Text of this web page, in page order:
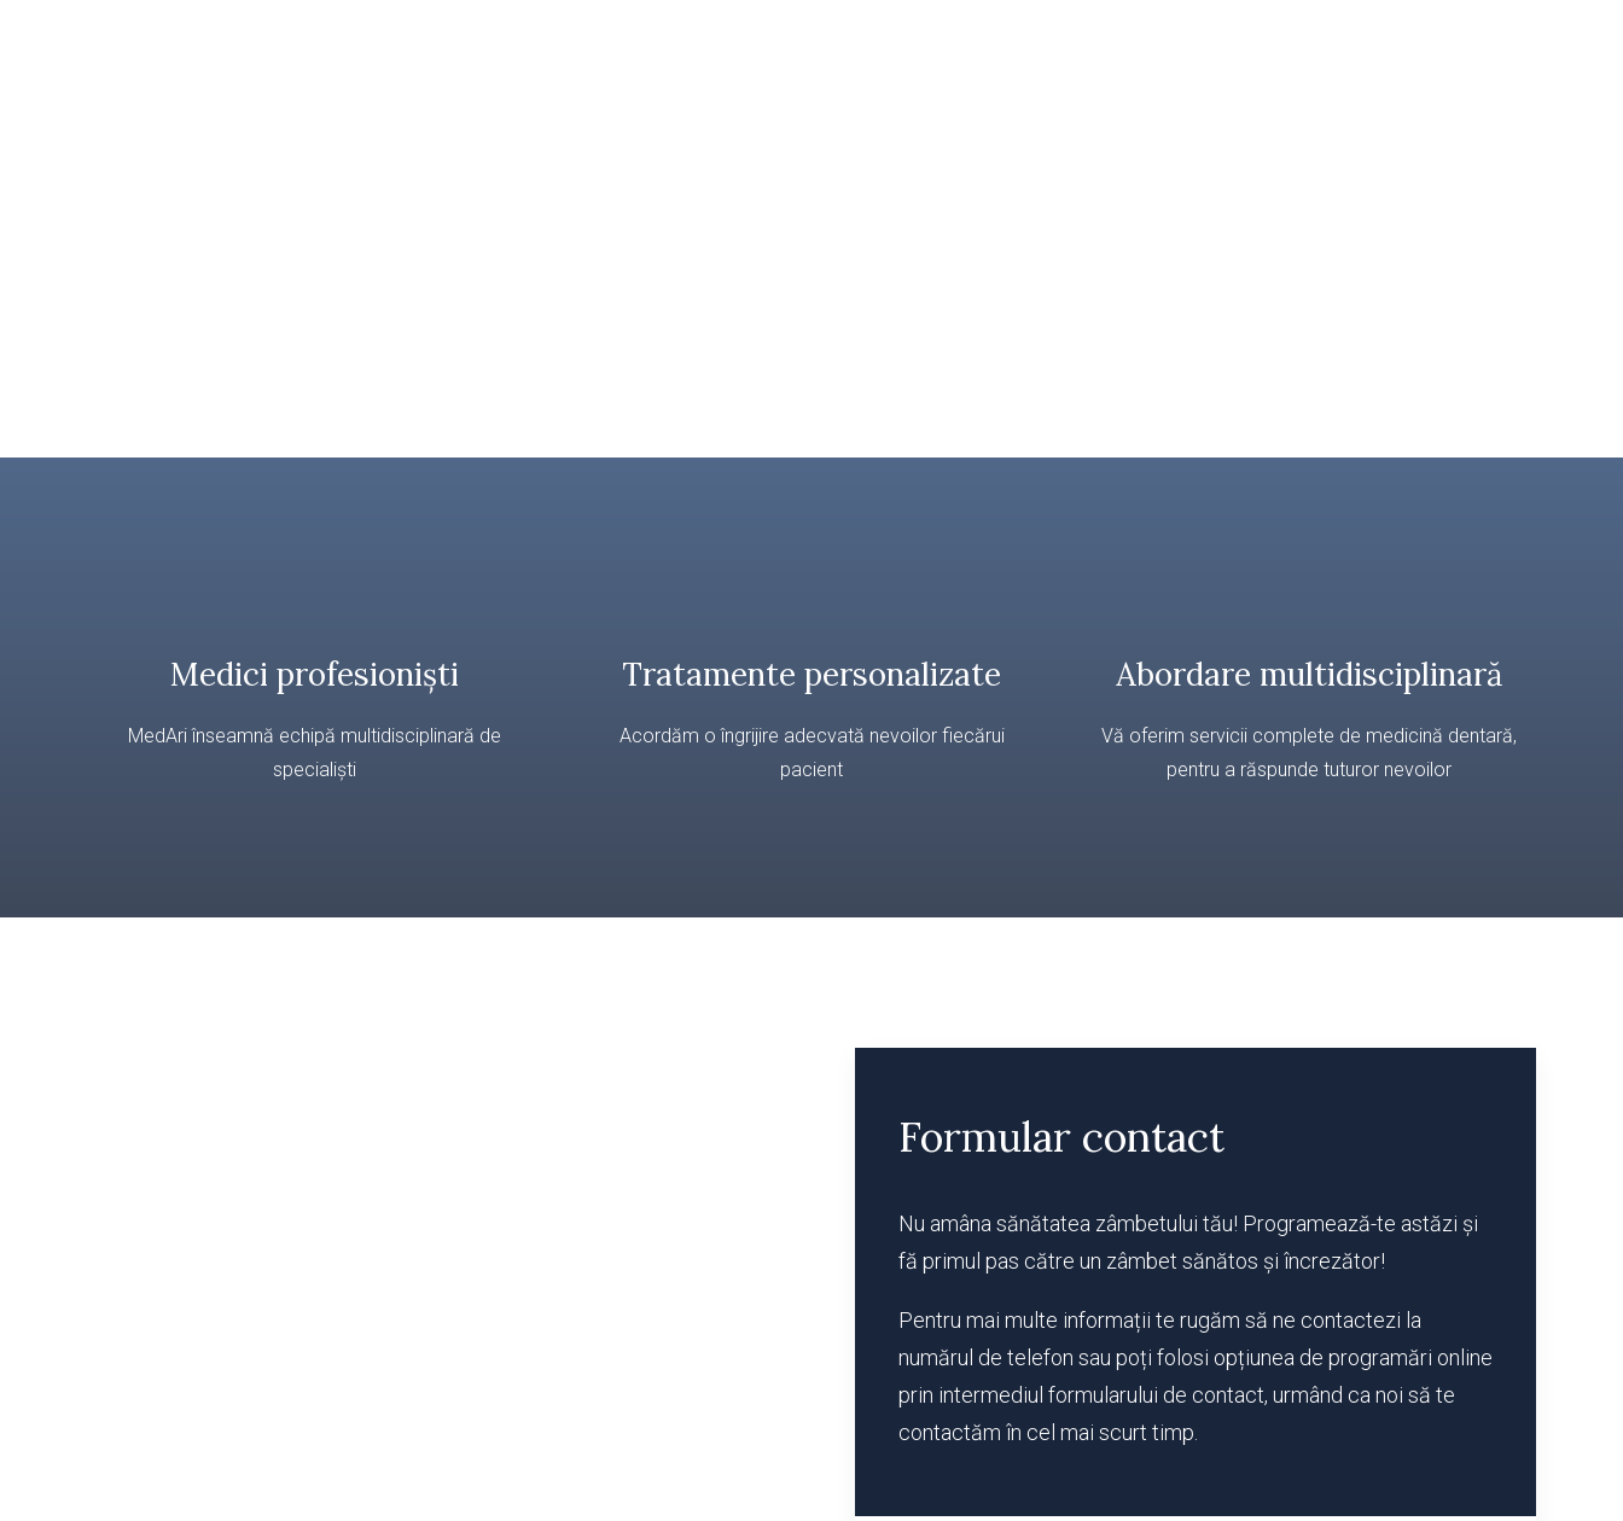
Medici profesioniști
MedAri înseamnă echipă multidisciplinară de
specialiști
Tratamente personalizate
Acordăm o îngrijire adecvată nevoilor fiecărui
pacient
Abordare multidisciplinară
Vă oferim servicii complete de medicină dentară,
pentru a răspunde tuturor nevoilor
Formular contact
Nu amâna sănătatea zâmbetului tău! Programează-te astăzi și
fă primul pas către un zâmbet sănătos și încrezător!
Pentru mai multe informații te rugăm să ne contactezi la
numărul de telefon sau poți folosi opțiunea de programări online
prin intermediul formularului de contact, urmând ca noi să te
contactăm în cel mai scurt timp.